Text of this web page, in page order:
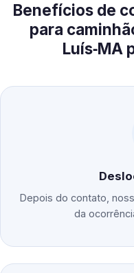
Benefícios de
para
Luís‑MA
Depois do contato,
da